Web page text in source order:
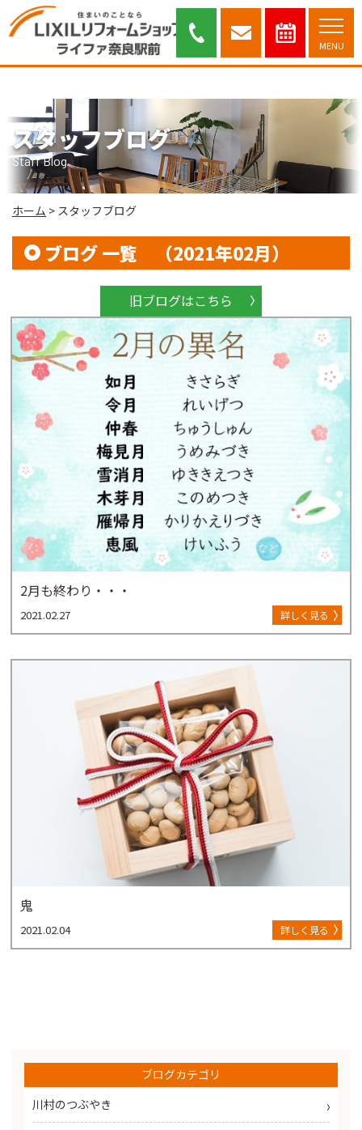
MENU
スタッフブログ｜奈良市・木津川市を中心に安心と信頼のリフォーム提案を
行っております。
スタッフブログ
Staff Blog
ホーム > スタッフブログ
ブログ 一覧 （2021年02月）
旧ブログはこちら
2月も終わり・・・
2021.02.27 詳しく見る
鬼
2021.02.04 詳しく見る
ブログカテゴリ
川村のつぶやき